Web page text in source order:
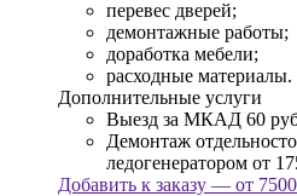
перевес дверей;
демонтажные работы;
доработка мебели;
расходные материалы.
Дополнительные услуги
Выезд за МКАД 60
Демонтаж
ледогенератором от
Добавить к заказу — от